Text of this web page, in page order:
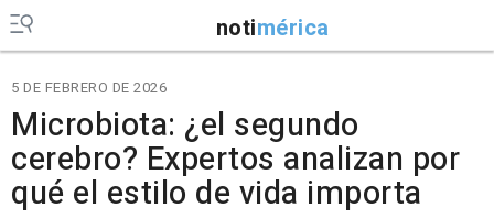
notimérica
5 DE FEBRERO DE 2026
Microbiota: ¿el segundo
cerebro? Expertos analizan por
qué el estilo de vida importa